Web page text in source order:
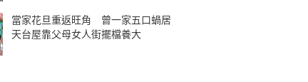
當家花旦重返旺角 曾一家五口蝸居
天台屋靠父母女人街擺檔養大